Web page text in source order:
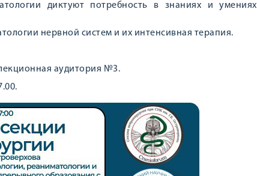
диктуют потребность в знаниях и умениях
нервной систем и их интенсивная терапия.
аудитория №3.